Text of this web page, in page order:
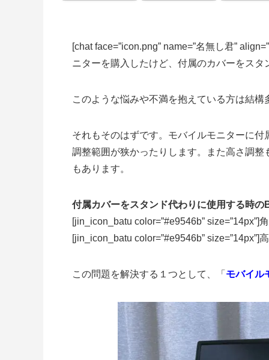
[chat face=”icon.png” name=”名無し君”
ニターを購入したけど、付属のカバーをス
このような悩みや不満を抱えている方は結
それもそのはずです。モバイルモニターに
調整範囲が狭かったりします。また高さ調
もあります。
付属カバーをスタンド代わりに使用する時の
[jin_icon_batu color=”#e9546b” size=”14px”]
[jin_icon_batu color=”#e9546b” size=”14px”]
この問題を解決する１つとして、「 モバイル